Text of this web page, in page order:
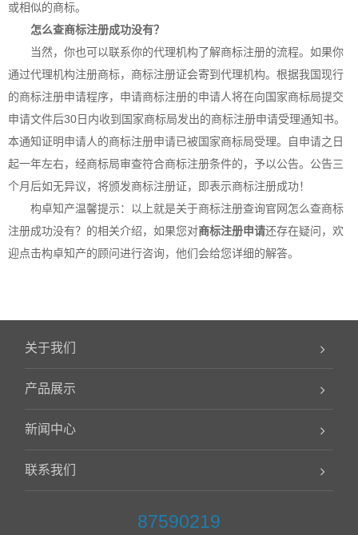
或相似的商标。
怎么查商标注册成功没有？
当然，你也可以联系你的代理机构了解商标注册的流程。如果你
通过代理机构注册商标，商标注册证会寄到代理机构。根据我国现行
的商标注册申请程序，申请商标注册的申请人将在向国家商标局提交
申请文件后30日内收到国家商标局发出的商标注册申请受理通知书。
本通知证明申请人的商标注册申请已被国家商标局受理。自申请之日
起一年左右，经商标局审查符合商标注册条件的，予以公告。公告三
个月后如无异议，将颁发商标注册证，即表示商标注册成功！
构卓知产温馨提示：以上就是关于商标注册查询官网怎么查商标
注册成功没有？的相关介绍，如果您对商标注册申请还存在疑问，欢
迎点击构卓知产的顾问进行咨询，他们会给您详细的解答。
关于我们
产品展示
新闻中心
联系我们
87590219